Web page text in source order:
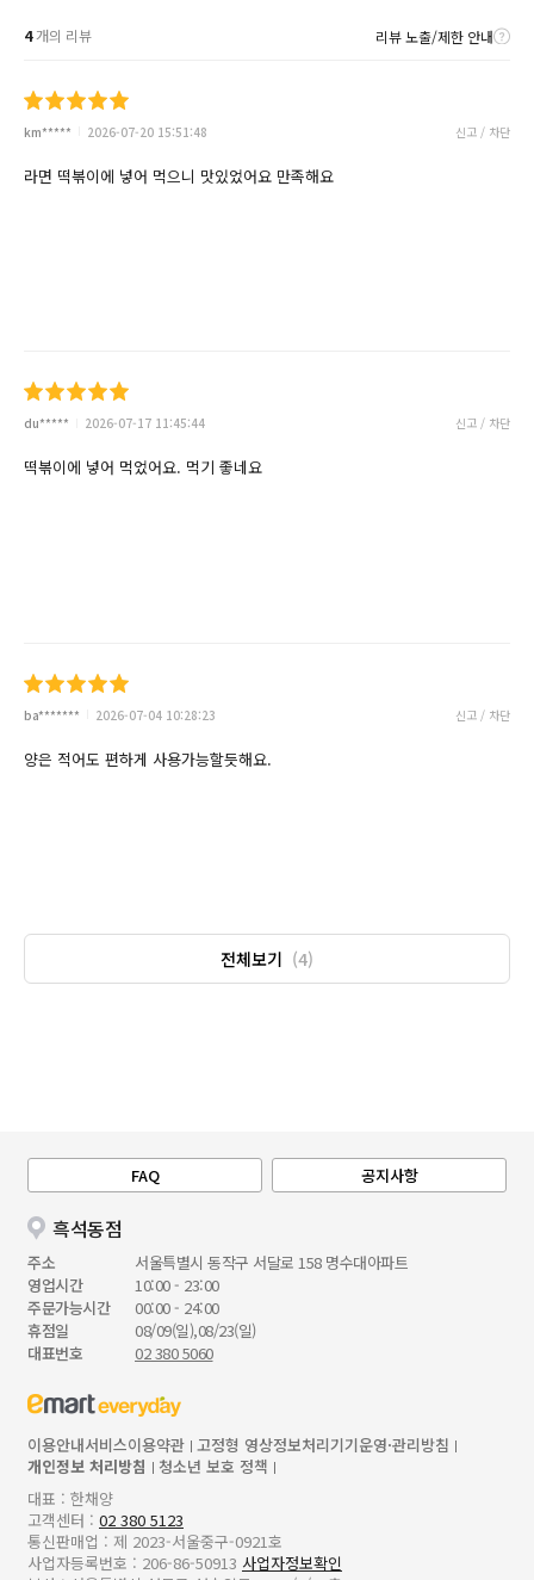
4개의 리뷰 리뷰 노출/제한 안내
km***** 2026-07-20 15:51:48 신고 / 차단
라면 떡볶이에 넣어 먹으니 맛있었어요 만족해요
du***** 2026-07-17 11:45:44 신고 / 차단
떡볶이에 넣어 먹었어요. 먹기 좋네요
ba******* 2026-07-04 10:28:23 신고 / 차단
양은 적어도 편하게 사용가능할듯해요.
전체보기 (4)
FAQ 공지사항
흑석동점
주소
서울특별시 동작구 서달로 158 명수대아파트
영업시간
10:00 - 23:00
주문가능시간
00:00 - 24:00
휴점일
08/09(일),08/23(일)
대표번호
02 380 5060
이용안내서비스이용약관 고정형 영상정보처리기기운영·관리방침
개인정보 처리방침
청소년 보호 정책
대표 : 한채양
고객센터 : 02 380 5123
통신판매업 : 제 2023-서울중구-0921호
사업자등록번호 : 206-86-50913 사업자정보확인